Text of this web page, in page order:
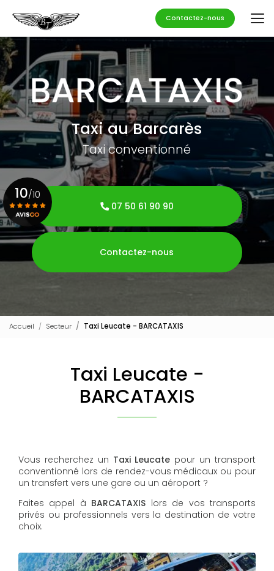
contenu
principal
Contactez-nous
Taxi au Barcarès
Taxi conventionné
07 50 61 90 90
Contactez-nous
10/10
Voir le certificat
Accueil Secteur Taxi Leucate - BARCATAXIS
Taxi Leucate -
BARCATAXIS
Vous recherchez un Taxi Leucate pour un transport
conventionné lors de rendez-vous médicaux ou pour
un transfert vers une gare ou un aéroport ?
Faites appel à BARCATAXIS lors de vos transports
privés ou professionnels vers la destination de votre
choix.